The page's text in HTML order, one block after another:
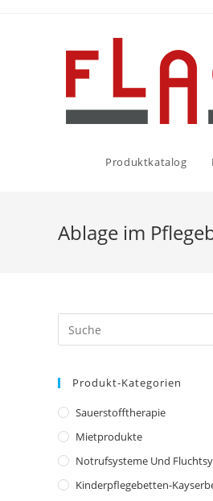
Produktkatalog
Ablage im
Produkt-Kategorien
Sauerstofftherapie
Mietprodukte
Notrufsysteme Und
Kinderpflegebetten-